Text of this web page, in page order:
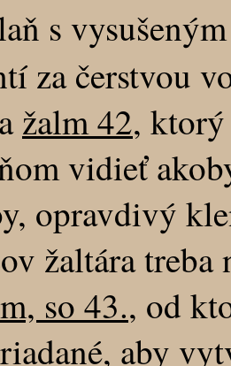
s
za čerstvou
žalm 42,
vidieť
opravdivý
žaltára treba
so 43., od
aby